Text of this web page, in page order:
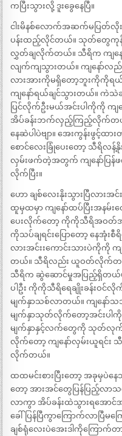
ကပြီးသွားလို့ ဒူးခွေနေပြီ။
ငါးမိနစ်လောက်အဆက်မပြတ်
ပန်းထည့်လိုင်တယ်။ သုတ်တွေကုန်အ
လွှတ်ချလိုက်တယ်။ သီရိက ကျန
လျက်ကျသွားတယ်။ ကျနော်လည်
လားအားကိုမရှိတော့ဘူးကိုကိုရယ်
ကျနော်ရယ်ချင်သွားတယ်။ ကဲသဲ
ပြင်လိုက်ဦးမယ်အင်းပါကိုကို ကျန
အိပ်ခန်းဘက်လှည့်ကြည့်လိုက်တယ်
နေဆဲပါပဲဗျာ။ အေးကွန်းဖွင့်ထာ
စောင်လေးခြုံပေးတော့ သီရိလ
လှမ်းဖက်တဲ့အတွက် ကျနော်ပြန်
လိုက်ပြီး။
ဟော ချစ်လေးနိုးသွားပြီလာ
ထူမှထမှာ ကျနော်ထပ်ပြီးအနမ်း
ပေးလိုက်တော့ ကိုကိုသီရိအဝတ်အ
ကိုသပ်ချရင်းပြောတော့ နေအုံ
လားအင်းးကောင်းသားပဲကိုကို
တယ်။ သီရိလည်း ယူဝတ်လိုက်တယ်
သီရိက ဆွဲဆောင်မှုအပြည့်ရှိတယ်ဗျ
ပါဦး ကိုကိုသီရိရေချိုးခန်းဝ
မျက်နှာသစ်လာတယ်။ ကျနော်သ
မျက်နှာသုတ်လိုက်တော့အင်းပ
မျက်နှာနှင့်လက်တွေကို သုတ်လုက်
လိုက်တော့ ကျနော်လှမ်းယူရင်း
လိုက်တယ်။
ထထမင်းစားပြီးတော့ အခုမှ
တော့ အားအင်တွေပြန်ပြည့်လာသ
လာကွာ အိပ်ခန်းထဲသွားရအောင်အ
ခေါ်ပြန်ပြီကွာကြောက်လာပြီမ
ချစ်ရုံလေးပဲအေးဒါကိုကြောက်တာ